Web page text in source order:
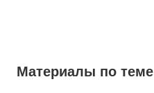
Материалы по теме